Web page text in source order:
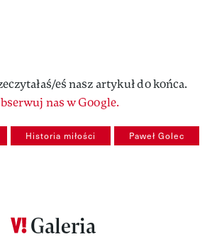
eś nasz artykuł do końca.
nas w Google.
Historia miłości Paweł Golec
Galeria